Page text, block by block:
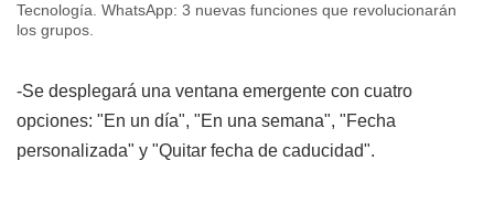
Tecnología. WhatsApp: 3 nuevas funciones que revolucionarán
los grupos.
-Se desplegará una ventana emergente con cuatro
opciones: "En un día", "En una semana", "Fecha
personalizada" y "Quitar fecha de caducidad".